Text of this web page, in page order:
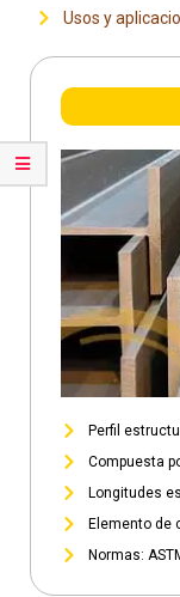
Usos y
Perfil
Compuesta
Longitudes
Elemento de
Normas: